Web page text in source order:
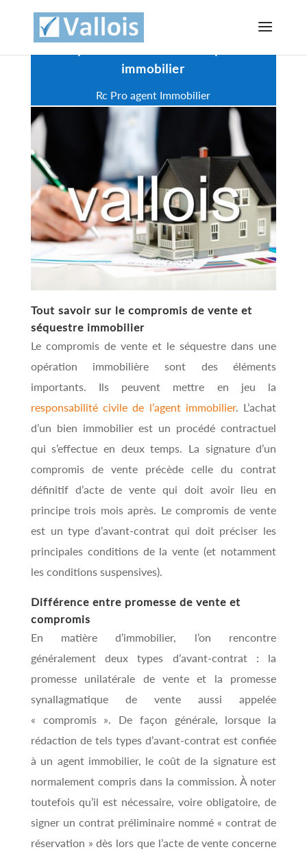
immobilier
Rc Pro agent Immobilier
Tout savoir sur le compromis de vente et
séquestre immobilier
Le compromis de vente et le séquestre dans une
opération immobilière sont des éléments
importants. Ils peuvent mettre en jeu la
responsabilité civile de l’agent immobilier. L’achat
d’un bien immobilier est un procédé contractuel
qui s’effectue en deux temps. La signature d’un
compromis de vente précède celle du contrat
définitif d’acte de vente qui doit avoir lieu en
principe trois mois après. Le compromis de vente
est un type d’avant-contrat qui doit préciser les
principales conditions de la vente (et notamment
les conditions suspensives).
Différence entre promesse de vente et
compromis
En matière d’immobilier, l’on rencontre
généralement deux types d’avant-contrat : la
promesse unilatérale de vente et la promesse
synallagmatique de vente aussi appelée
« compromis ». De façon générale, lorsque la
rédaction de tels types d’avant-contrat est confiée
à un agent immobilier, le coût de la signature est
normalement compris dans la commission. À noter
toutefois qu’il est nécessaire, voire obligatoire, de
signer un contrat préliminaire nommé « contrat de
réservation » dès lors que l’acte de vente concerne